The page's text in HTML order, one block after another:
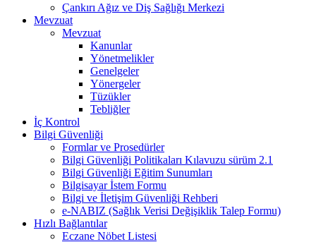
Çankırı Ağız ve Diş Sağlığı Merkezi
Mevzuat
Mevzuat
Kanunlar
Yönetmelikler
Genelgeler
Yönergeler
Tüzükler
Tebliğler
İç Kontrol
Bilgi Güvenliği
Formlar ve Prosedürler
Bilgi Güvenliği Politikaları Kılavuzu sürüm 2.1
Bilgi Güvenliği Eğitim Sunumları
Bilgisayar İstem Formu
Bilgi ve İletişim Güvenliği Rehberi
e-NABIZ (Sağlık Verisi Değişiklik Talep Formu)
Hızlı Bağlantılar
Eczane Nöbet Listesi